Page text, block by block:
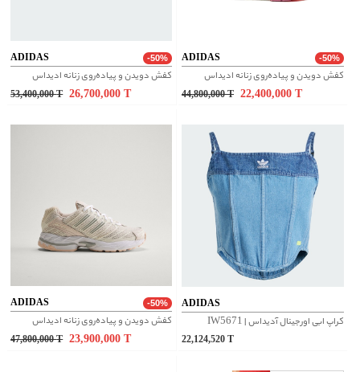
ADIDAS -50%
کفش دویدن و پیاده‌روی زنانه ادیداس
53,400,000 T 26,700,000
ADIDAS -50%
کفش دویدن و پیاده‌روی زنانه ادیداس
44,800,000 T 22,400,000
ADIDAS -50%
کفش دویدن و پیاده‌روی زنانه ادیداس
47,800,000 T 23,900,000
ADIDAS
کراپ ابی اورجینال آدیداس | IW5671
22,124,520